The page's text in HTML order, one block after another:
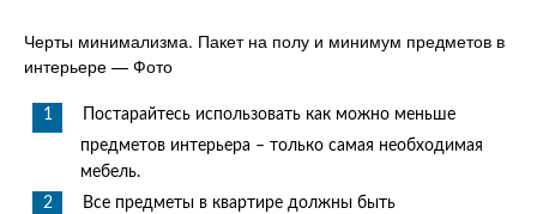
Черты минимализма. Пакет на полу и минимум предметов в
интерьере — Фото
Постарайтесь использовать как можно меньше
предметов интерьера – только самая необходимая
мебель.
Все предметы в квартире должны быть